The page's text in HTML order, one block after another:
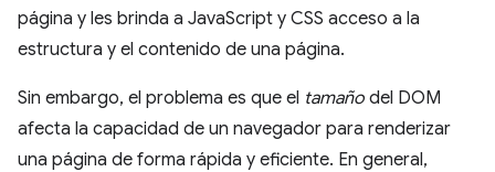
página y les brinda a JavaScript y CSS acceso a la
estructura y el contenido de una página.
Sin embargo, el problema es que el tamaño del DOM
afecta la capacidad de un navegador para renderizar
una página de forma rápida y eficiente. En general,